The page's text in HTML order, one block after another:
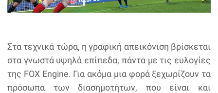
Στα τεχνικά τώρα, η γραφική απεικόνιση βρίσκεται
στα γνωστά υψηλά επίπεδα, πάντα με τις ευλογίες
της FOX Engine. Για ακόμα μια φορά ξεχωρίζουν τα
πρόσωπα των διασημοτήτων, που είναι και